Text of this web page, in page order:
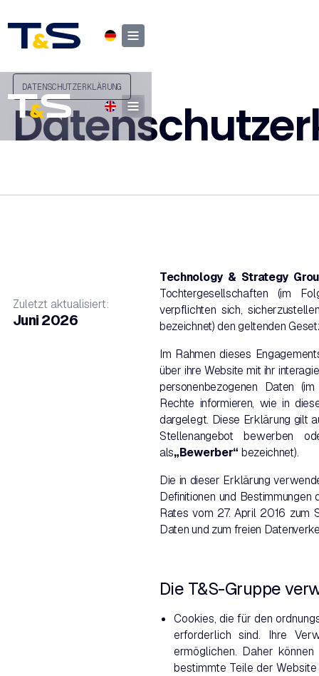
DATENSCHUTZERKLÄRUNG
Zuletzt aktualisiert:
Juni 2026
Technology & Strategy
Tochtergesellschaften (im
verpflichten sich,
bezeichnet) den geltenden
Im Rahmen dieses
über ihre Website mit ihr
personenbezogenen Daten
Rechte informieren, wie in
dargelegt. Diese Erklärung gilt
Stellenangebot bewerben
als„Bewerber“ bezeichnet).
Die in dieser Erklärung
Definitionen und
Rates vom 27. April 2016 zum
Daten und zum freien
Die T&S-Gruppe
Cookies, die für den
erforderlich sind. Ihre
ermöglichen. Daher
bestimmte Teile der